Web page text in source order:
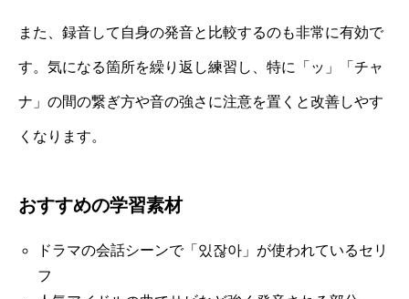
また、録音して自身の発音と比較するのも非常に有効で
す。気になる箇所を繰り返し練習し、特に「ッ」「チャ
ナ」の間の繋ぎ方や音の強さに注意を置くと改善しやす
くなります。
おすすめの学習素材
ドラマの会話シーンで「있잖아」が使われているセリ
フ